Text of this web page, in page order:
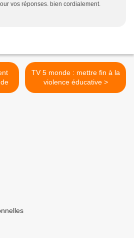
vos réponses. bien cordialement.
TV 5 monde : mettre fin à la
violence éducative >